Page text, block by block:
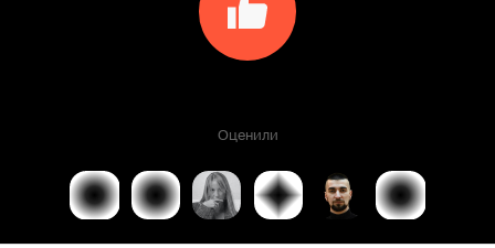
Оценили